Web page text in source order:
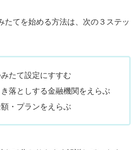
たてを始める方法は、次の３ステッ
たて設定にすすむ
落としする金融機関をえらぶ
・プランをえらぶ